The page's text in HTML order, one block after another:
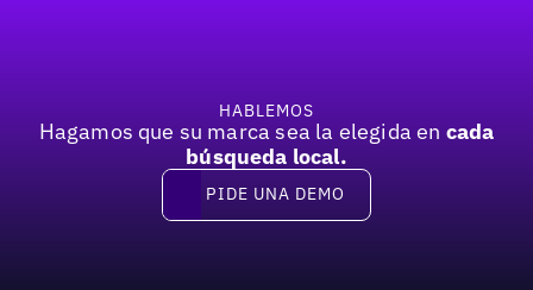
HABLEMOS
Hagamos que su marca sea la elegida en cada
búsqueda local.
Pide una demo
PIDE UNA DEMO